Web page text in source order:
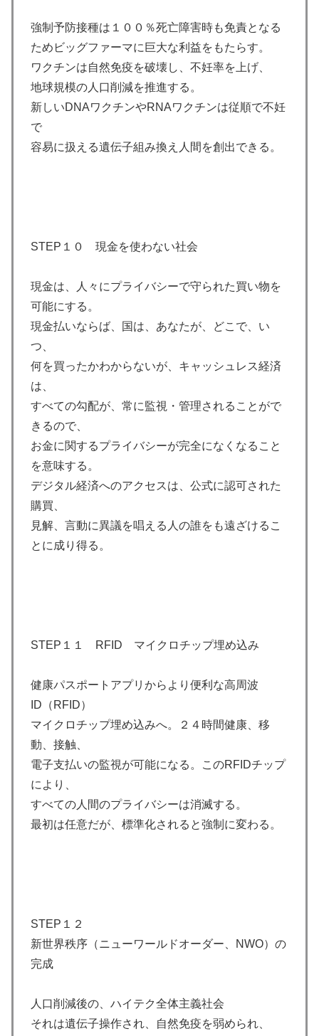
強制予防接種は１００％死亡障害時も免責となる
ためビッグファーマに巨大な利益をもたらす。
ワクチンは自然免疫を破壊し、不妊率を上げ、
地球規模の人口削減を推進する。
新しいDNAワクチンやRNAワクチンは従順で不妊
で
容易に扱える遺伝子組み換え人間を創出できる。
STEP１０ 現金を使わない社会
現金は、人々にプライバシーで守られた買い物を
可能にする。
現金払いならば、国は、あなたが、どこで、い
つ、
何を買ったかわからないが、キャッシュレス経済
は、
すべての勾配が、常に監視・管理されることがで
きるので、
お金に関するプライバシーが完全になくなること
を意味する。
デジタル経済へのアクセスは、公式に認可された
購買、
見解、言動に異議を唱える人の誰をも遠ざけるこ
とに成り得る。
STEP１１ RFID マイクロチップ埋め込み
健康パスポートアプリからより便利な高周波
ID（RFID）
マイクロチップ埋め込みへ。２４時間健康、移
動、接触、
電子支払いの監視が可能になる。このRFIDチップ
により、
すべての人間のプライバシーは消滅する。
最初は任意だが、標準化されると強制に変わる。
STEP１２
新世界秩序（ニューワールドオーダー、NWO）の
完成
人口削減後の、ハイテク全体主義社会
それは遺伝子操作され、自然免疫を弱められ、